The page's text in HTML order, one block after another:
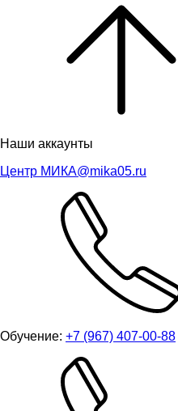
Наши аккаунты
Центр МИКА@mika05.ru
Обучение: +7 (967) 407-00-88